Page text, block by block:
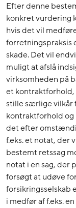
Efter denne
konkret vurdering
hvis det vil
forretningspraksis
skade. Det vil
muligt at afslå
virksomheden på
et
stille særlige vilkår
kontraktforhold
det efter
f.eks. et notat, der
bestemt retssag
notat i en sag, der
forsøgt at udøve
forsikringsselskab
i medfør af f.eks.